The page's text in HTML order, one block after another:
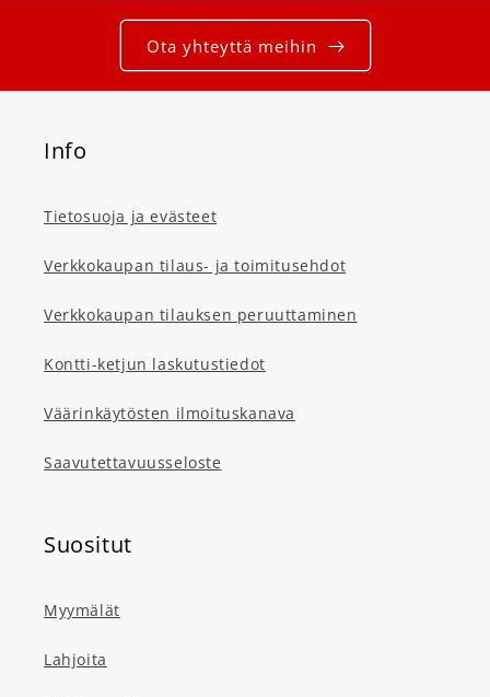
Ota yhteyttä meihin
Info
Tietosuoja ja evästeet
Verkkokaupan tilaus- ja toimitusehdot
Verkkokaupan tilauksen peruuttaminen
Kontti-ketjun laskutustiedot
Väärinkäytösten ilmoituskanava
Saavutettavuusseloste
Suositut
Myymälät
Lahjoita